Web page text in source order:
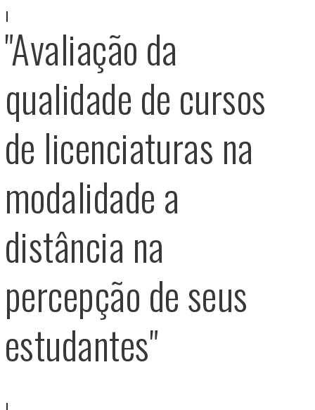
"Avaliação da
qualidade de cursos
de licenciaturas na
modalidade a
distância na
percepção de seus
estudantes"